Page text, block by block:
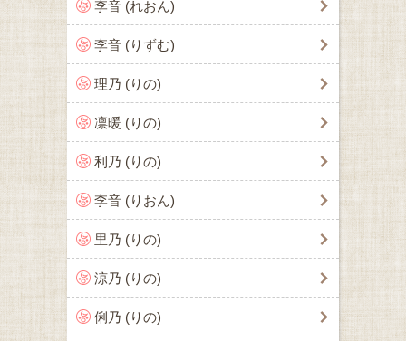
李音 (れおん)
李音 (りずむ)
理乃 (りの)
凛暖 (りの)
利乃 (りの)
李音 (りおん)
里乃 (りの)
涼乃 (りの)
俐乃 (りの)